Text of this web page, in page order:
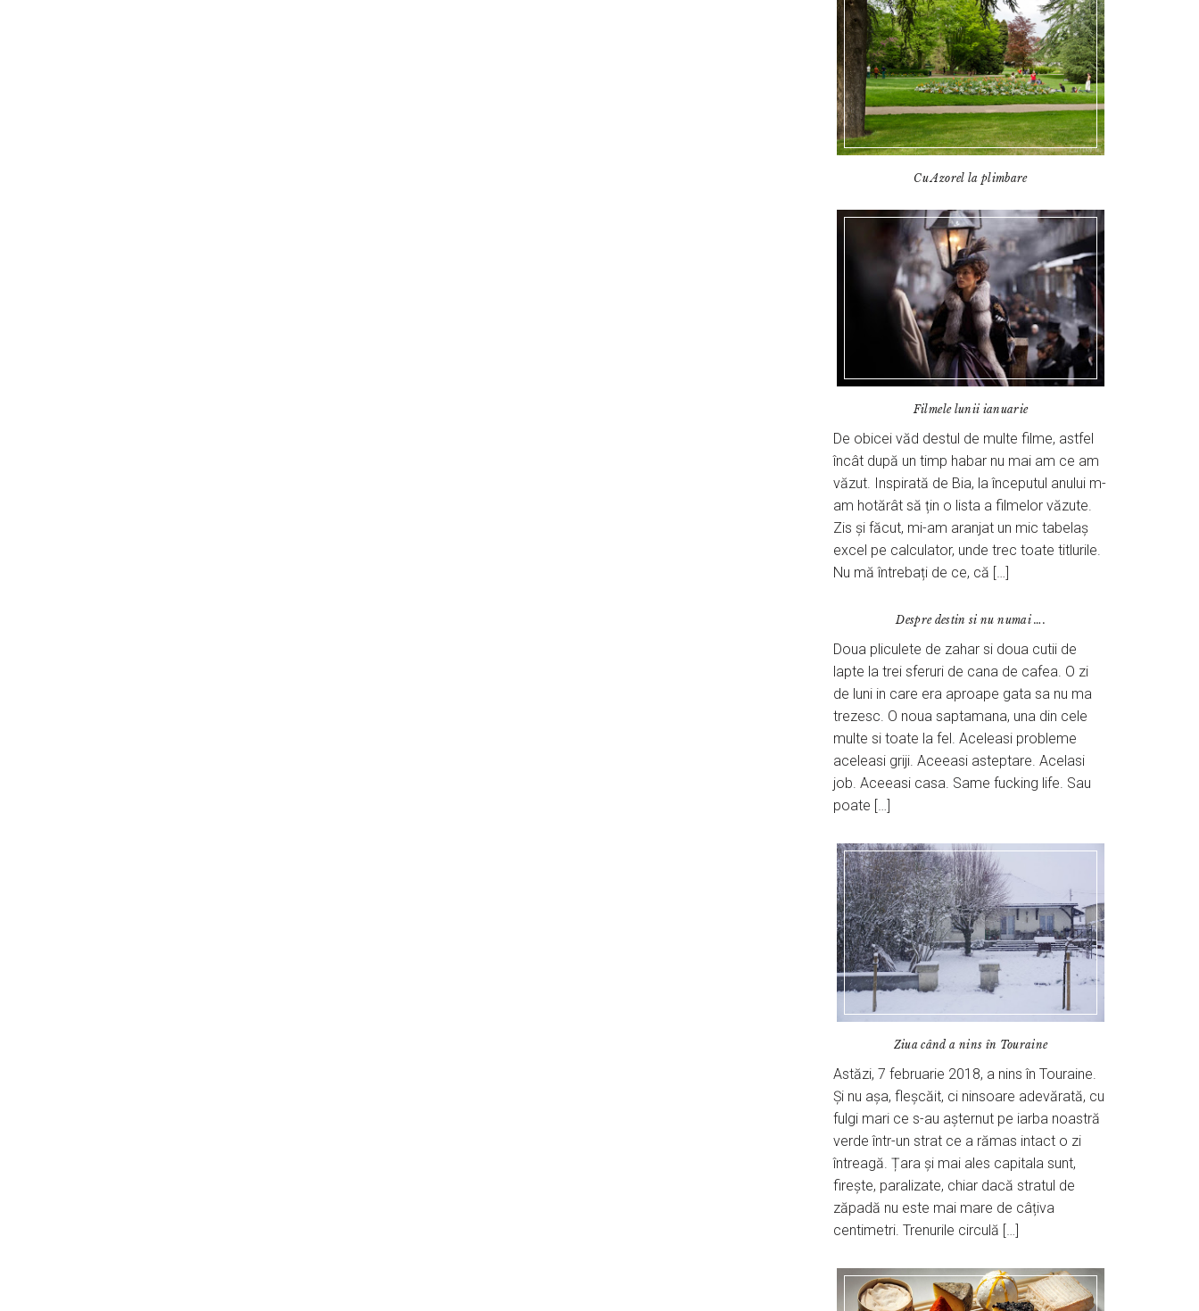
Cu Azorel la plimbare
Filmele lunii ianuarie
De obicei văd destul de multe filme, astfel
încât după un timp habar nu mai am ce am
văzut. Inspirată de Bia, la începutul anului m-
am hotărât să țin o lista a filmelor văzute.
Zis și făcut, mi-am aranjat un mic tabelaș
excel pe calculator, unde trec toate titlurile.
Nu mă întrebați de ce, că […]
Despre destin si nu numai ….
Doua pliculete de zahar si doua cutii de
lapte la trei sferuri de cana de cafea. O zi
de luni in care era aproape gata sa nu ma
trezesc. O noua saptamana, una din cele
multe si toate la fel. Aceleasi probleme
aceleasi griji. Aceeasi asteptare. Acelasi
job. Aceeasi casa. Same fucking life. Sau
poate […]
Ziua când a nins în Touraine
Astăzi, 7 februarie 2018, a nins în Touraine.
Și nu așa, fleșcăit, ci ninsoare adevărată, cu
fulgi mari ce s-au așternut pe iarba noastră
verde într-un strat ce a rămas intact o zi
întreagă. Țara și mai ales capitala sunt,
firește, paralizate, chiar dacă stratul de
zăpadă nu este mai mare de câțiva
centimetri. Trenurile circulă […]